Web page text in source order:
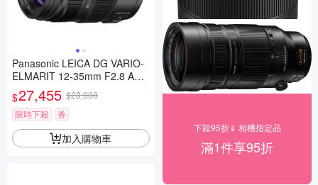
Panasonic LEICA DG VARIO-
ELMARIT 12-35mm F2.8 ASP
H.POWER O.I.S. 變焦鏡頭 公
司貨 H-ES12035
$27,455 $28,900
限時下殺
券
加入購物車
下殺95折⇓ 相機指定品
滿1件享95折